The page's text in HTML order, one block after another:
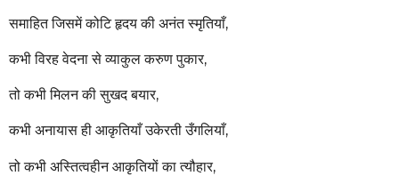
समाहित जिसमें कोटि हृदय की अनंत स्मृतियाँ,
कभी विरह वेदना से व्याकुल करुण पुकार,
तो कभी मिलन की सुखद बयार,
कभी अनायास ही आकृतियाँ उकेरती उँगलियाँ,
तो कभी अस्तित्वहीन आकृतियों का त्यौहार,